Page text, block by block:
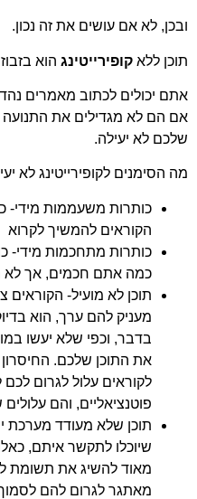
ובכן, לא אם עושים את זה נכון.
תוכן ללא קופירייטינג הוא
אתם יכולים לכתוב מאמרים
אם הם לא מגדילים את
שלכם לא יעילה.
מה הסימנים לקופירייטינג לא
כותרות משעממות מידי-
הקוראים להמשיך לקרוא
כותרות מתחכמות מידי-
כמה אתם חכמים, אך לא
תוכן לא מועיל- הקוראים
מעניק להם ערך, הוא
בדבר, וכפי שלא יעשו
את התוכן שלכם.
לקוראים עלול לגרום
פוטנציאליים, והם
תוכן שלא מעודד מערכת
שיוכלו לתקשר איתם,
מאוד להשיג את תשומת
מאתגר לגרום להם